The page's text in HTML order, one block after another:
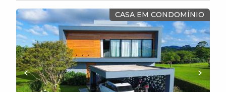
CASA EM CONDOMÍNIO